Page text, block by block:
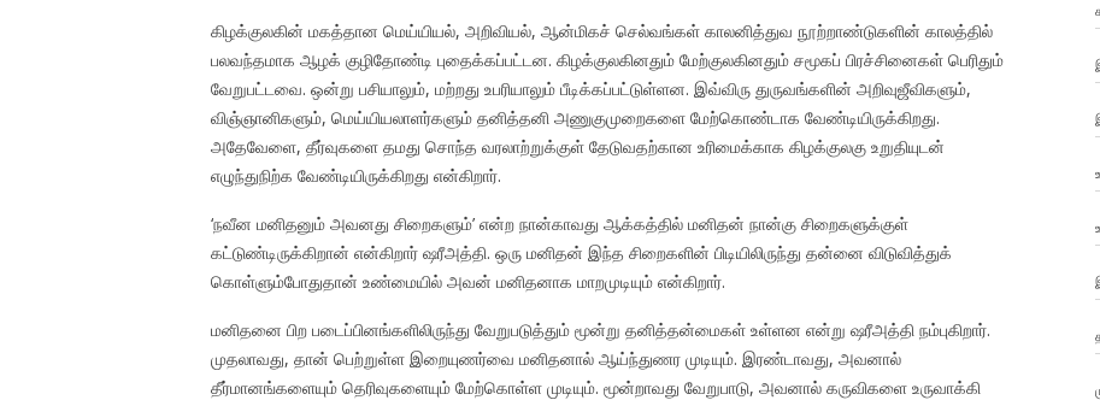
கிழக்குலகின் மகத்தான மெய்யியல், அறிவியல், ஆன்மிகச் செல்வங்கள் காலனித்துவ நூற்றாண்டுகளின் காலத்தில்
பலவந்தமாக ஆழக் குழிதோண்டி புதைக்கப்பட்டன. கிழக்குலகினதும் மேற்குலகினதும் சமூகப் பிரச்சினைகள் பெரிதும்
வேறுபட்டவை. ஒன்று பசியாலும், மற்றது உபரியாலும் பீடிக்கப்பட்டுள்ளன. இவ்விரு துருவங்களின் அறிவுஜீவிகளும்,
விஞ்ஞானிகளும், மெய்யியலாளர்களும் தனித்தனி அணுகுமுறைகளை மேற்கொண்டாக வேண்டியிருக்கிறது.
அதேவேளை, தீர்வுகளை தமது சொந்த வரலாற்றுக்குள் தேடுவதற்கான உரிமைக்காக கிழக்குலகு உறுதியுடன்
எழுந்துநிற்க வேண்டியிருக்கிறது என்கிறார்.
‘நவீன மனிதனும் அவனது சிறைகளும்’ என்ற நான்காவது ஆக்கத்தில் மனிதன் நான்கு சிறைகளுக்குள்
கட்டுண்டிருக்கிறான் என்கிறார் ஷரீஅத்தி. ஒரு மனிதன் இந்த சிறைகளின் பிடியிலிருந்து தன்னை விடுவித்துக்
கொள்ளும்போதுதான் உண்மையில் அவன் மனிதனாக மாறமுடியும் என்கிறார்.
மனிதனை பிற படைப்பினங்களிலிருந்து வேறுபடுத்தும் மூன்று தனித்தன்மைகள் உள்ளன என்று ஷரீஅத்தி நம்புகிறார்.
முதலாவது, தான் பெற்றுள்ள இறையுணர்வை மனிதனால் ஆய்ந்துணர முடியும். இரண்டாவது, அவனால்
தீர்மானங்களையும் தெரிவுகளையும் மேற்கொள்ள முடியும். மூன்றாவது வேறுபாடு, அவனால் கருவிகளை உருவாக்கி